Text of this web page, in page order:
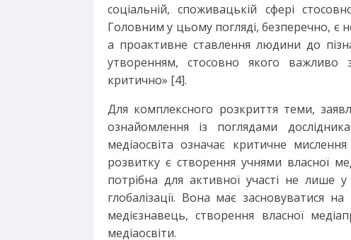
соціальній, споживацькій сфері
Головним у цьому погляді, безперечно, є
а проактивне ставлення людини до
утворенням, стосовно якого важливо
критично» [4].
Для комплексного розкриття теми,
ознайомлення із поглядами
медіаосвіта означає критичне
розвитку є створення учнями власної
потрібна для активної участі не лише
глобалізації. Вона має засновуватися
медієзнавець, створення власної
медіаосвіти.